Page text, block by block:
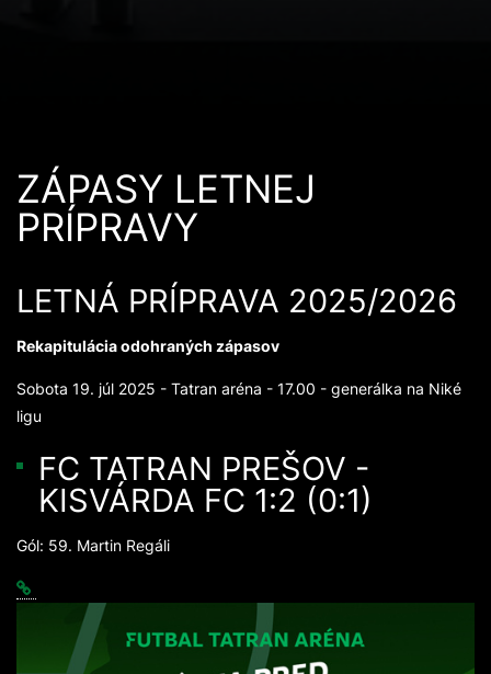
ZÁPASY LETNEJ
PRÍPRAVY
LETNÁ PRÍPRAVA 2025/2026
Rekapitulácia odohraných zápasov
Sobota 19. júl 2025 - Tatran aréna - 17.00 - generálka na Niké
ligu
FC TATRAN PREŠOV -
KISVÁRDA FC 1:2 (0:1)
Gól: 59. Martin Regáli